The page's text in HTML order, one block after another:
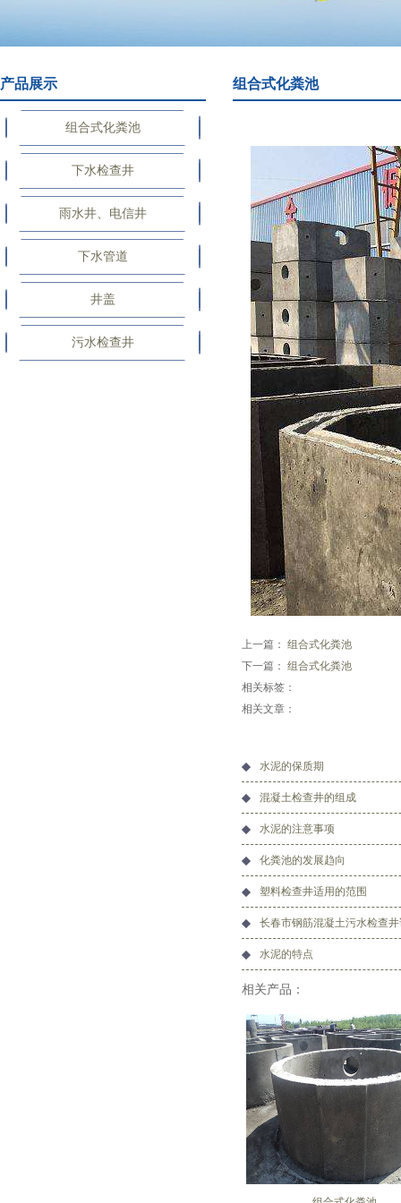
产品展示
组合式化粪池
下水检查井
雨水井、电信井
下水管道
井盖
污水检查井
组合式化粪池
上一篇： 组合式化粪池
下一篇： 组合式化粪池
相关标签：
相关文章：
水泥的保质期
混凝土检查井的组成
水泥的注意事项
化粪池的发展趋向
塑料检查井适用的范围
长春市钢筋混凝土污水检查
水泥的特点
相关产品：